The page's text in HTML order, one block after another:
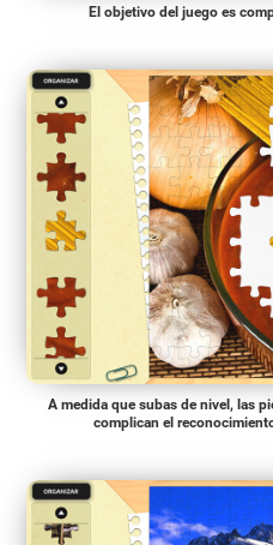
El objetivo del juego es
A medida que subas de nivel, las
complican el